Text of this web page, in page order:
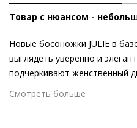
Товар с нюансом -
Новые босоножки JULIE в
выглядеть уверенно и
подчеркивают женственный
ноги. Стильный дизайн
широкий каблук-трапеция
Смотреть больше